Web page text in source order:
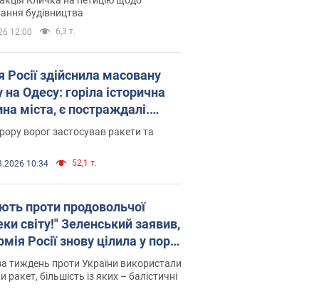
вірянина"
будівництва
12:00 6,3 т.
Росії здійснила масовану
на Одесу: горіла історична
міста, є постраждалі.
відео
ворог застосував ракети та
10:34 52,1 т.
проти продовольчої
світу!" Зеленський заявив,
Росії знову цілила у порт
тиждень проти України використали
ракет, більшість із яких – балістичні